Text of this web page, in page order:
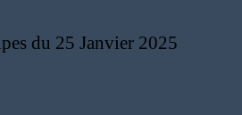
du 25 Janvier 2025